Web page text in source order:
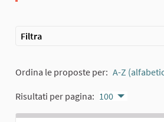
Filtra
Ordina le proposte per: A-Z
Risultati per pagina: 100